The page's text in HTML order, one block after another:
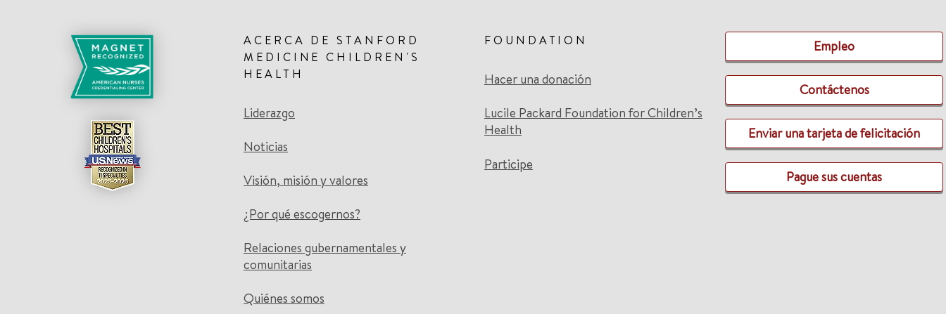
ACERCA DE STANFORD
MEDICINE CHILDREN'S
HEALTH
Liderazgo
Noticias
Visión, misión y valores
¿Por qué escogernos?
Relaciones gubernamentales y
comunitarias
Quiénes somos
FOUNDATION
Hacer una donación
Lucile Packard Foundation for Children’s
Health
Participe
Empleo
Contáctenos
Enviar una tarjeta de felicitación
Pague sus cuentas